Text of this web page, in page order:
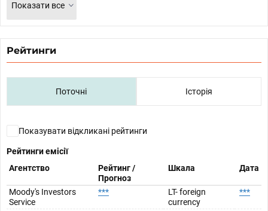
Показати все
Рейтинги
Поточні Історія
Показувати відкликані рейтинги
Рейтинги емісії
Агентство
Рейтинг /
Прогноз
Шкала Дата
Moody's Investors
Service
***
LT- foreign
currency
***